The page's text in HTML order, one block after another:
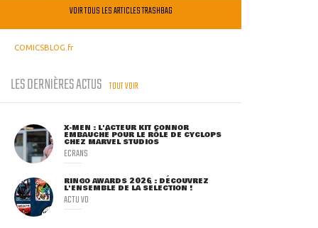
VOIR TOUS LES ARTICLES TRASHBAG
COMICSBLOG.fr
LES DERNIÈRES ACTUS TOUT VOIR
X-MEN : L'ACTEUR KIT CONNOR
EMBAUCHÉ POUR LE RÔLE DE CYCLOPS
CHEZ MARVEL STUDIOS
ECRANS
RINGO AWARDS 2026 : DÉCOUVREZ
L'ENSEMBLE DE LA SÉLECTION !
ACTU VO